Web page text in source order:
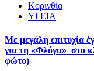
Κορινθία
ΥΓΕΙΑ
Με μεγάλη επιτυχία
για τη «Φλόγα» στο
φώτο)